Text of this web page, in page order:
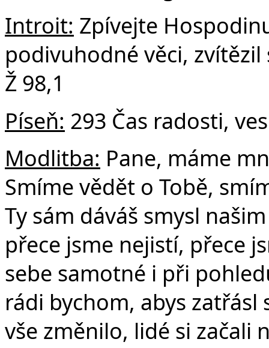
Introit: Zpívejte
podivuhodné věci,
Ž 98,1
Píseň: 293 Čas radosti,
Modlitba: Pane, máme
Smíme vědět o Tobě,
Ty sám dáváš smysl
přece jsme nejistí, přece
sebe samotné i při
rádi bychom, abys
vše změnilo, lidé si začali